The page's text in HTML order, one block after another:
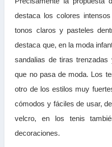
destaca los colores
tonos claros y pasteles
destaca que, en la moda
sandalias de tiras
que no pasa de moda. Los
otro de los estilos muy
cómodos y fáciles de usar,
velcro, en los tenis
decoraciones.